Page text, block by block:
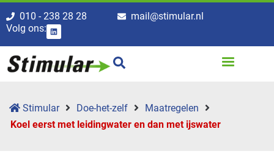
010 - 238 28 28
mail@stimular.nl
Volg ons:
Stimular Doe-het-zelf
Maatregelen
Koel eerst met leidingwater en dan met ijswater